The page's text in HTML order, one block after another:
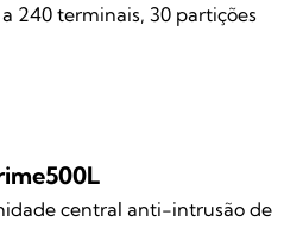
a 240 terminais, 30 partições
central anti-intrusão de